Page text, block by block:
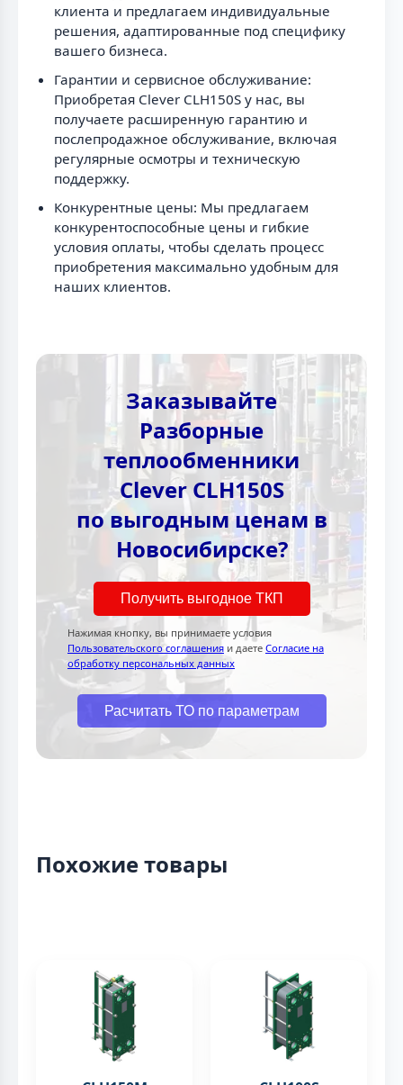
клиента и предлагаем индивидуальные
решения, адаптированные под специфику
вашего бизнеса.
Гарантии и сервисное обслуживание:
Приобретая Clever CLH150S у нас, вы
получаете расширенную гарантию и
послепродажное обслуживание, включая
регулярные осмотры и техническую
поддержку.
Конкурентные цены: Мы предлагаем
конкурентоспособные цены и гибкие
условия оплаты, чтобы сделать процесс
приобретения максимально удобным для
наших клиентов.
Заказывайте
Разборные
теплообменники
Clever CLH150S
по выгодным ценам в
Новосибирске?
Получить выгодное ТКП
Нажимая кнопку, вы принимаете условия
Пользовательского соглашения и даете Согласие на
обработку персональных данных
Расчитать ТО по параметрам
Похожие товары